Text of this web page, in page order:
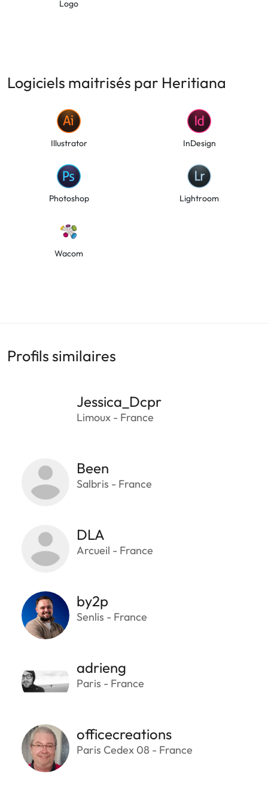
Logo
Logiciels maitrisés par Heritiana
Illustrator InDesign
Photoshop Lightroom
Wacom
Profils similaires
Jessica_Dcpr
Limoux - France
Been
Salbris - France
DLA
Arcueil - France
by2p
Senlis - France
adrieng
Paris - France
officecreations
Paris Cedex 08 - France